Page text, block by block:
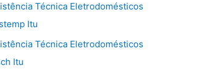
Técnica Eletrodomésticos
Itu
Técnica Eletrodomésticos
Itu